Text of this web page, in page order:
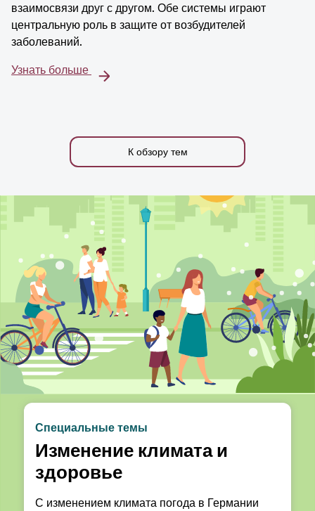
взаимосвязи друг с другом. Обе системы играют
центральную роль в защите от возбудителей
заболеваний.
Узнать больше
К обзору тем
Специальные темы
Изменение климата и
здоровье
С изменением климата погода в Германии